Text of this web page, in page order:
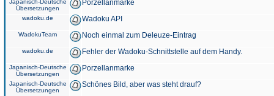
Japanisch-Deutsche
Übersetzungen
Porzellanmarke
wadoku.de Wadoku API
WadokuTeam Noch einmal zum Deleuze-Eintrag
wadoku.de Fehler der Wadoku-Schnittstelle auf dem Handy.
Japanisch-Deutsche
Übersetzungen
Porzellanmarke
Japanisch-Deutsche
Übersetzungen
Schönes Bild, aber was steht drauf?